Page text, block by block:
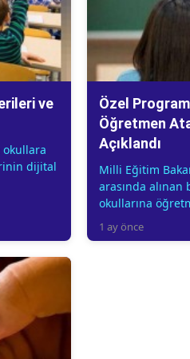
ve
dijital
Özel
Öğretmen
Açıklandı
Milli Eğitim
arasında
okullarına
1 ay önce